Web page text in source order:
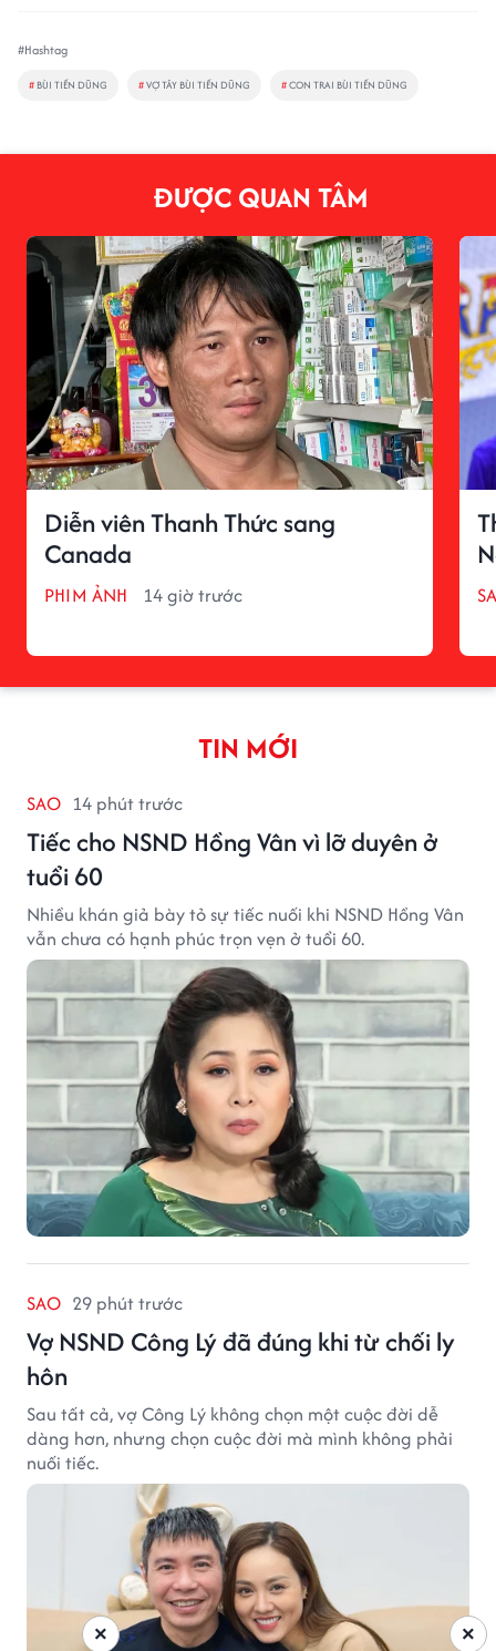
#Hashtag
# BÙI TIẾN DŨNG #VỢ TÂY BÙI TIẾN DŨNG #CON TRAI BÙI TIẾN DŨNG
ĐƯỢC QUAN TÂM
Diễn viên Thanh Thức sang
Canada
PHIM ẢNH 14 giờ trước
TIN MỚI
SAO 14 phút trước
Tiếc cho NSND Hồng Vân vì lỡ duyên ở
tuổi 60
Nhiều khán giả bày tỏ sự tiếc nuối khi NSND Hồng Vân
vẫn chưa có hạnh phúc trọn vẹn ở tuổi 60.
SAO 29 phút trước
Vợ NSND Công Lý đã đúng khi từ chối ly
hôn
Sau tất cả, vợ Công Lý không chọn một cuộc đời dễ
dàng hơn, nhưng chọn cuộc đời mà mình không phải
nuối tiếc.
×
×